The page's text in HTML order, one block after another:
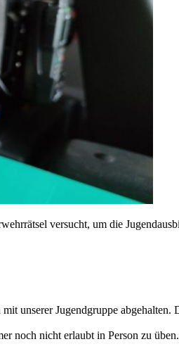
versucht, um die
unserer Jugendgruppe
noch nicht erlaubt in Person zu